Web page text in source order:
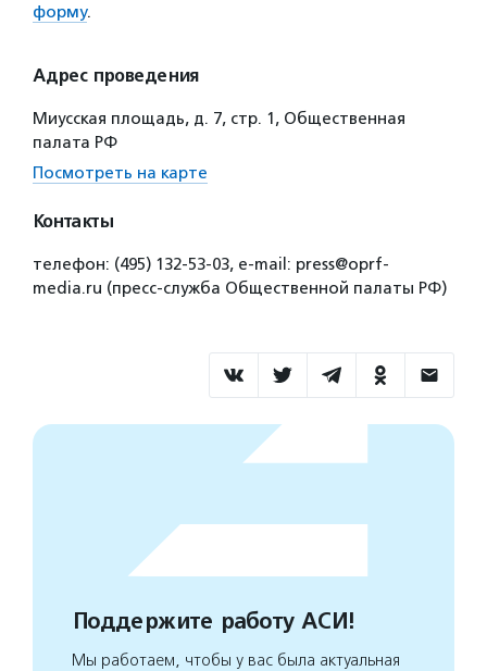
форму.
Адрес проведения
Миусская площадь, д. 7, стр. 1, Общественная
палата РФ
Посмотреть на карте
Контакты
телефон: (495) 132-53-03, e-mail: press@oprf-
media.ru (пресс-служба Общественной палаты РФ)
Поддержите работу АСИ!
Мы работаем, чтобы у вас была актуальная